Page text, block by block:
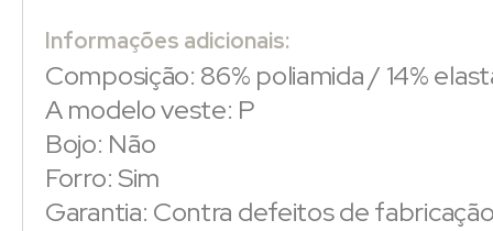
Informações adicionais:
Composição: 86% poliamida / 14%
A modelo veste: P
Bojo: Não
Forro: Sim
Garantia: Contra defeitos de